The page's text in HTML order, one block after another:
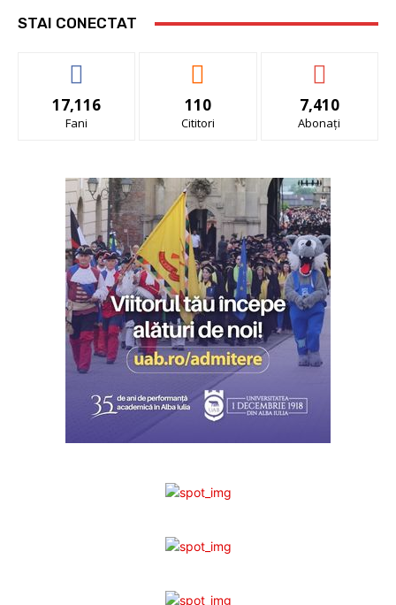
STAI CONECTAT
17,116
Fani
110
Cititori
7,410
Abonați